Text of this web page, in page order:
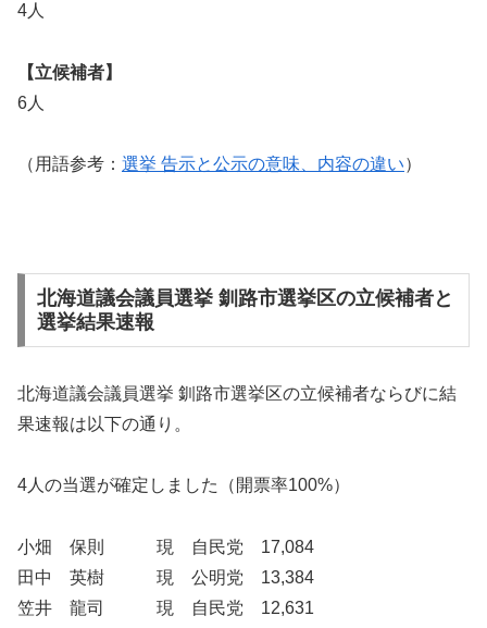
4人
【立候補者】
6人
（用語参考： 選挙 告示と公示の意味、内容の違い）
北海道議会議員選挙 釧路市選挙区の立候補者と
選挙結果速報
北海道議会議員選挙 釧路市選挙区の立候補者ならびに結
果速報は以下の通り。
4人の当選が確定しました（開票率100%）
小畑 保則 現 自民党 17,084
田中 英樹 現 公明党 13,384
笠井 龍司 現 自民党 12,631